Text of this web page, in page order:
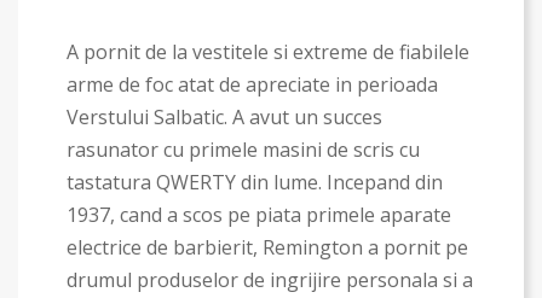
A pornit de la vestitele si extreme de fiabilele
arme de foc atat de apreciate in perioada
Verstului Salbatic. A avut un succes
rasunator cu primele masini de scris cu
tastatura QWERTY din lume. Incepand din
1937, cand a scos pe piata primele aparate
electrice de barbierit, Remington a pornit pe
drumul produselor de ingrijire personala si a